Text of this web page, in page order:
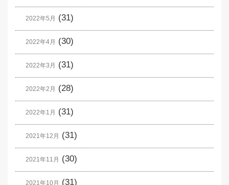
2022年5月 (31)
2022年4月 (30)
2022年3月 (31)
2022年2月 (28)
2022年1月 (31)
2021年12月 (31)
2021年11月 (30)
2021年10月 (31)